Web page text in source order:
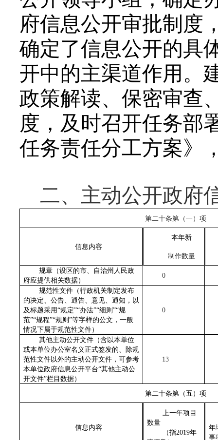
府信息公开审批制度
确定了信息公开的具
开中的主渠道作用。
政策解读、保密审查
度，及时召开任务部
任务责任分工方案》
二、 主动公开政府
第二十条第（一）项
信息内容
本年新
制作数量
规章 （设区的市、自治州人民政
府应提供相关数据）
0
规范性文件（行政机关制定发布
的决定、公告、通告、意见、通知，以
及标题采用“规定”“办法”“细则”“规
范”“规程”“规则”等字样的公文，一般
情况下属于规范性文件）
0
其他主动公开文件（含以本单位
或本单位办公室名义正式签发的、除规
范性文件以外的主动公开文件，可参考
本单位政府信息公开平台“其他主动公
开文件”栏目数据）
13
第二十条第（五）项
信息内容
上一年项目
数量
（指2019年
年
事